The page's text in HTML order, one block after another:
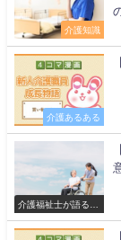
介護知識
介護あるある
介護福祉士が語る現